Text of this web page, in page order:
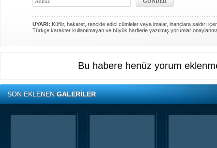
UYARI: Küfür, hakaret, rencide edici cümleler veya imalar, inançlara saldırı
Türkçe karakter kullanılmayan ve büyük harflerle yazılmış yorumlar
Bu habere henüz yorum
SON EKLENENGALERİLER